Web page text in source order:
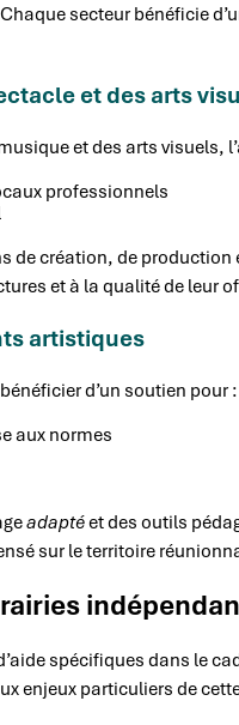
secteur bénéficie
et des arts
et des arts visuels,
professionnels
de création, de
et à la qualité de leur
artistiques
d’un soutien pour :
aux normes
adaptéet des outils
sur le territoire
spécifiques dans le
enjeux particuliers de